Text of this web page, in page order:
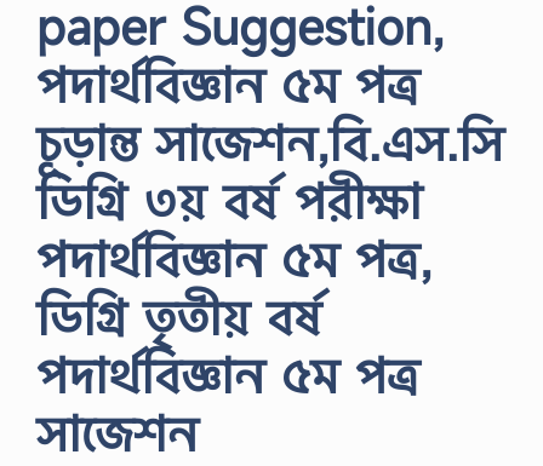
paper Suggestion,
পদার্থবিজ্ঞান ৫ম পত্র
চূড়ান্ত সাজেশন,বি.এস.সি
ডিগ্রি ৩য় বর্ষ পরীক্ষা
পদার্থবিজ্ঞান ৫ম পত্র,
ডিগ্রি তৃতীয় বর্ষ
পদার্থবিজ্ঞান ৫ম পত্র
সাজেশন